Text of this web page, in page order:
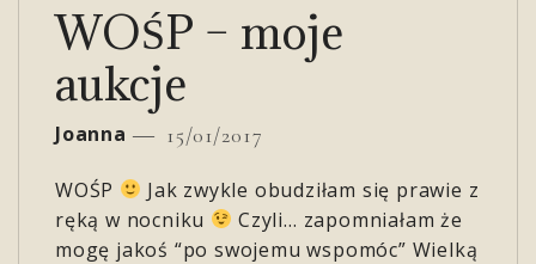
WOŚP – moje
aukcje
Joanna 15/01/2017
WOŚP
Jak zwykle obudziłam się prawie z
ręką w nocniku
Czyli… zapomniałam że
mogę jakoś “po swojemu wspomóc” Wielką